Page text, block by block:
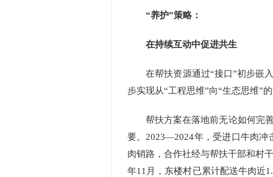
“养护”策略：
在持续互动中促进共生
在帮扶资源通过“接口”初步嵌入
步实现从“工程思维”向“生态思维”
帮扶方案在落地前无论如何完善
要。2023—2024年，受进口牛肉冲
肉销路，合作社经与帮扶干部和村
年11月，东楼村已累计配送牛肉近